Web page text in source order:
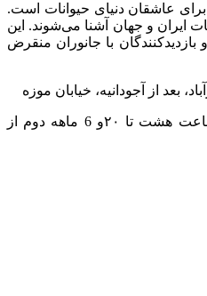
برای عاشقان دنیای حیوانات است.
ایران و جهان آشنا می‌شوند. این
با جانوران منقرض
بعد از آجودانیه، خیابان موزه
ساعت کاری: ۶ ماهه اول از ساعت هشت تا ۲۰و 6 ماهه دوم از